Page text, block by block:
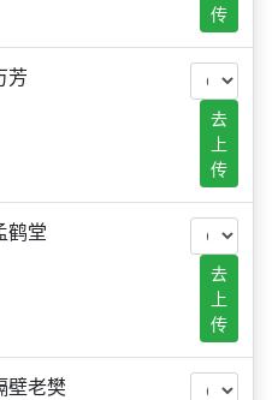
传
芳
去
上
传
鹤堂
去
上
传
壁老樊